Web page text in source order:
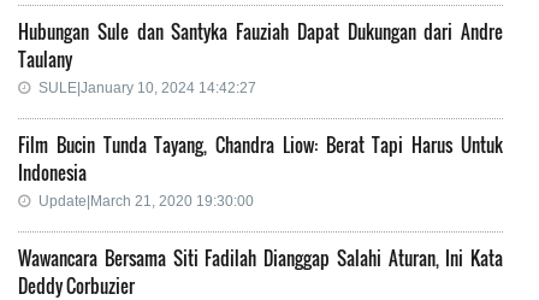
Hubungan Sule dan Santyka Fauziah Dapat Dukungan dari Andre
Taulany
SULE|January 10, 2024 14:42:27
Film Bucin Tunda Tayang, Chandra Liow: Berat Tapi Harus Untuk
Indonesia
Update|March 21, 2020 19:30:00
Wawancara Bersama Siti Fadilah Dianggap Salahi Aturan, Ini Kata
Deddy Corbuzier